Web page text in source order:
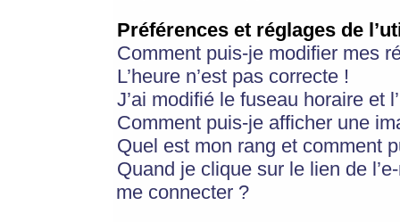
Préférences et réglages de
Comment puis-je modifier mes
L’heure n’est pas correcte !
J’ai modifié le fuseau horaire et
Comment puis-je afficher une
Quel est mon rang et comment
Quand je clique sur le lien de
me connecter ?